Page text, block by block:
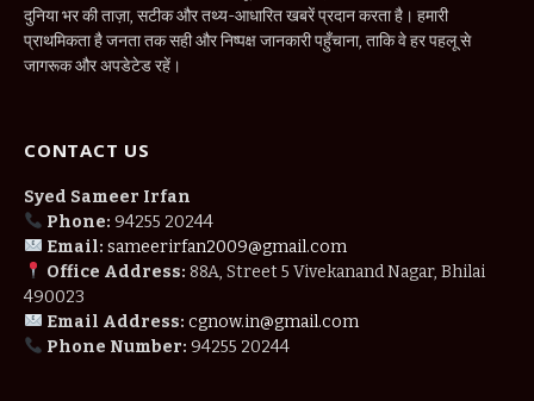
दुनिया भर की ताज़ा, सटीक और तथ्य-आधारित खबरें प्रदान करता है। हमारी
प्राथमिकता है जनता तक सही और निष्पक्ष जानकारी पहुँचाना, ताकि वे हर पहलू से
जागरूक और अपडेटेड रहें।
CONTACT US
Syed Sameer Irfan
Phone: 94255 20244
Email: sameerirfan2009@gmail.com
Office Address: 88A, Street 5 Vivekanand Nagar, Bhilai
490023
Email Address: cgnow.in@gmail.com
Phone Number: 94255 20244